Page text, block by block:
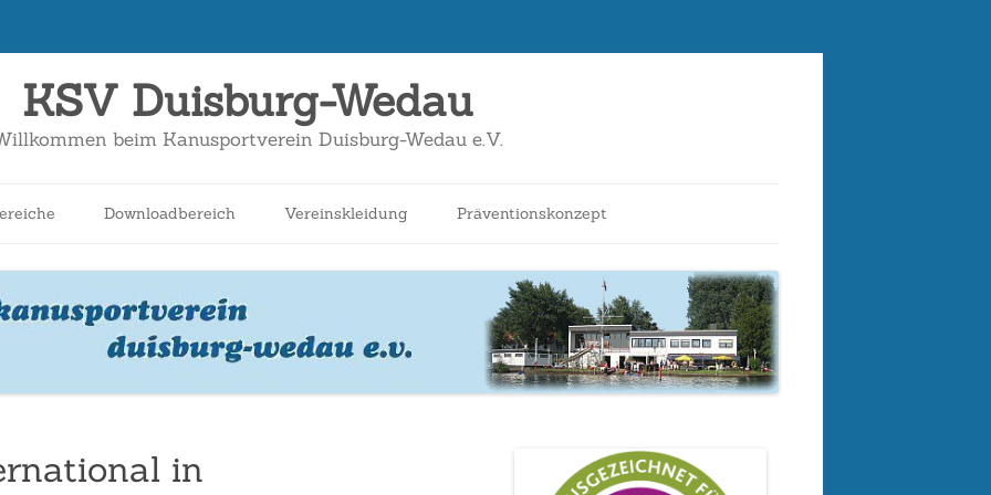
KSV Duisburg-Wedau
beim Kanusportverein Duisburg-Wedau e.V.
Inhalt
springen
Schüler*innen
Breitensport
Kanuslalom
Downloadbereich Vereinskleidung Präventionskonzept
in